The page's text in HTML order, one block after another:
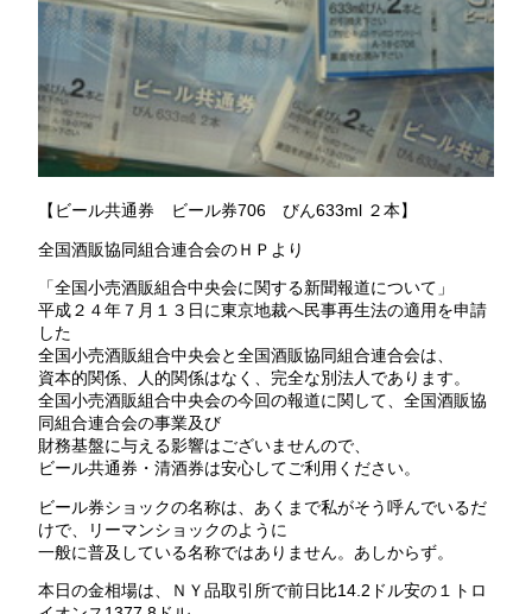
【ビール共通券 ビール券706 びん633ml ２本】
全国酒販協同組合連合会のＨＰより
「全国小売酒販組合中央会に関する新聞報道について」
平成２４年７月１３日に東京地裁へ民事再生法の適用を申請
した
全国小売酒販組合中央会と全国酒販協同組合連合会は、
資本的関係、人的関係はなく、完全な別法人であります。
全国小売酒販組合中央会の今回の報道に関して、全国酒販協
同組合連合会の事業及び
財務基盤に与える影響はございませんので、
ビール共通券・清酒券は安心してご利用ください。
ビール券ショックの名称は、あくまで私がそう呼んでいるだ
けで、リーマンショックのように
一般に普及している名称ではありません。あしからず。
本日の金相場は、ＮＹ品取引所で前日比14.2ドル安の１トロ